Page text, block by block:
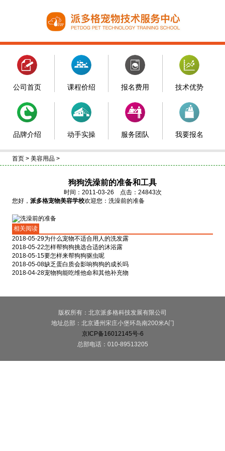
公司首页 课程价绍 报名费用 技术优势
品牌介绍 动手实操 服务团队 我要报名
首页 > 美容用品 >
狗狗洗澡前的准备和工具
时间：2011-03-26 点击：24843次
您好， 派多格宠物美容学校欢迎您：洗澡前的准备
相关阅读
2018-05-29为什么宠物不适合用人的洗发露
2018-05-22怎样帮狗狗挑选合适的沐浴露
2018-05-15要怎样来帮狗狗驱虫呢
2018-05-08缺乏蛋白质会影响狗狗的成长吗
2018-04-28宠物狗能吃维他命和其他补充物
版权所有：北京派多格科技发展有限公司
地址总部：北京通州宋庄小堡环岛南200米A门
京ICP备16012145号-6
总部电话：010-89513205